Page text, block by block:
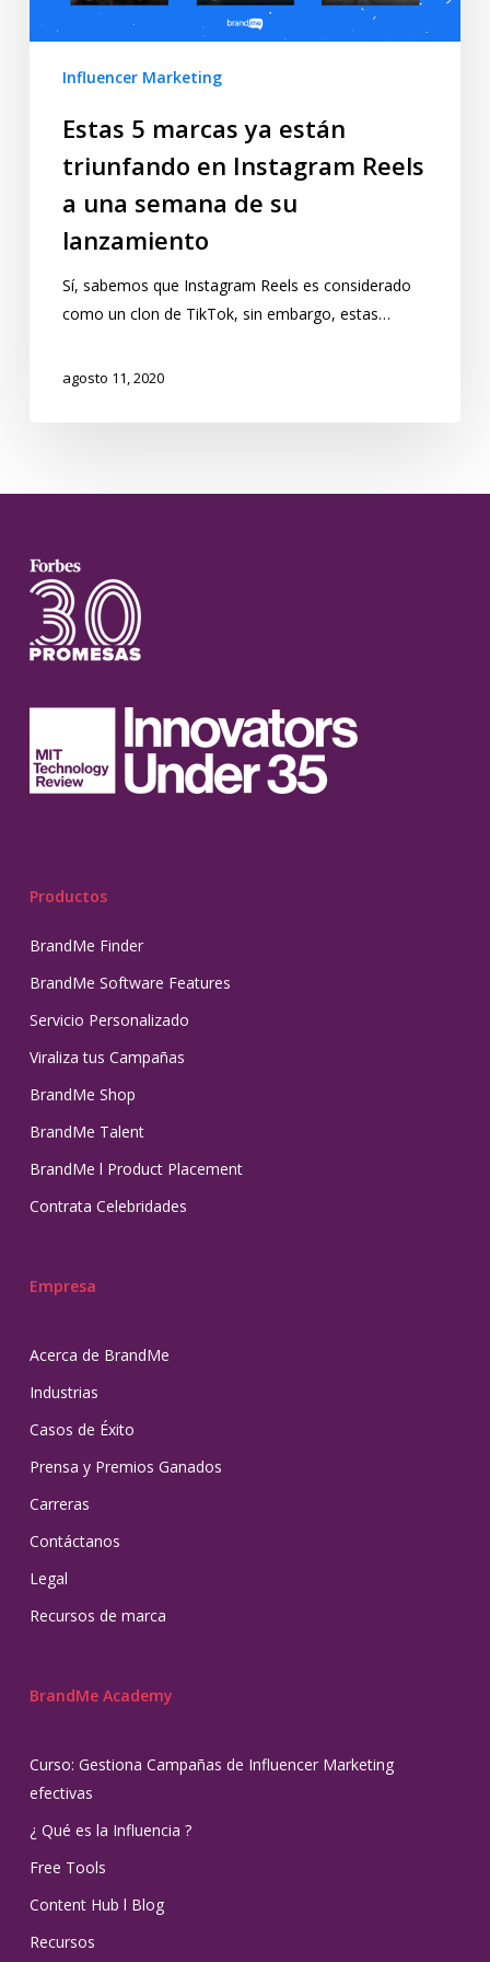
Influencer Marketing
Estas 5 marcas ya están
triunfando en Instagram Reels
a una semana de su
lanzamiento
Sí, sabemos que Instagram Reels es considerado
como un clon de TikTok, sin embargo, estas…
agosto 11, 2020
Productos
BrandMe Finder
BrandMe Software Features
Servicio Personalizado
Viraliza tus Campañas
BrandMe Shop
BrandMe Talent
BrandMe l Product Placement
Contrata Celebridades
Empresa
Acerca de BrandMe
Industrias
Casos de Éxito
Prensa y Premios Ganados
Carreras
Contáctanos
Legal
Recursos de marca
BrandMe Academy
Curso: Gestiona Campañas de Influencer Marketing
efectivas
¿ Qué es la Influencia ?
Free Tools
Content Hub l Blog
Recursos